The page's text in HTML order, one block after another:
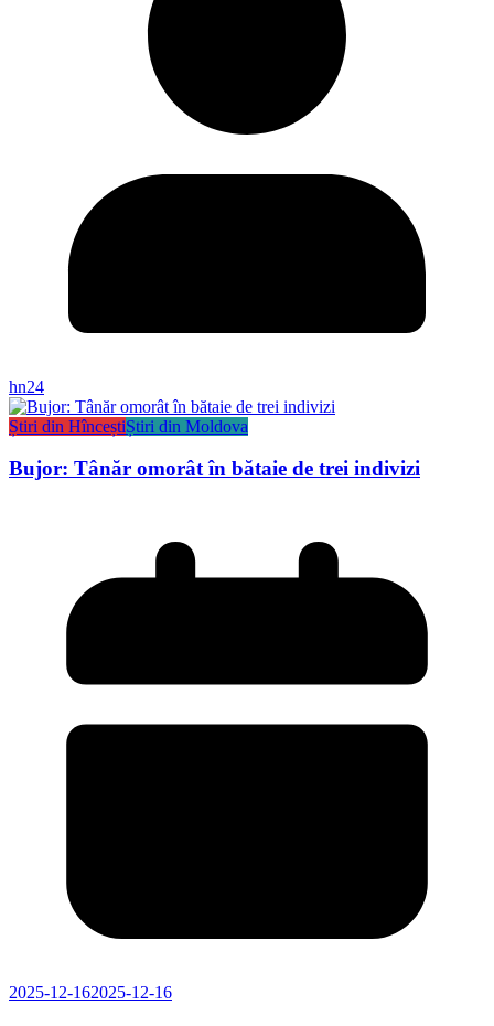
hn24
Știri din HînceștiȘtiri din Moldova
Bujor: Tânăr omorât în bătaie de trei indivizi
2025-12-162025-12-16